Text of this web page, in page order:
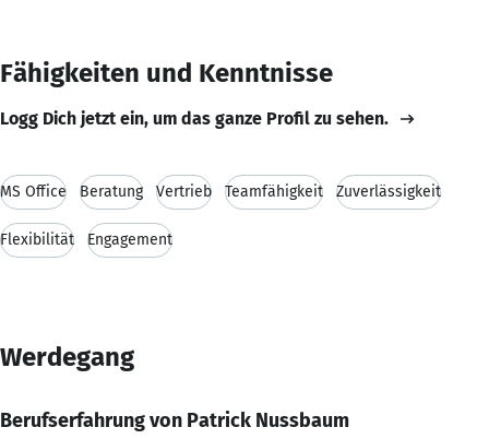
Fähigkeiten und Kenntnisse
Logg Dich jetzt ein, um das ganze Profil zu sehen.
MS Office Beratung Vertrieb Teamfähigkeit Zuverlässigkeit
Flexibilität Engagement
Werdegang
Berufserfahrung von Patrick Nussbaum